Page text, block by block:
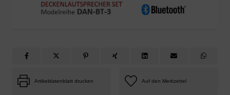
Artikeldatenblatt drucken